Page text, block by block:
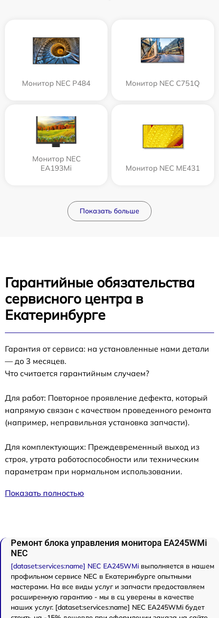
Монитор NEC P484 Монитор NEC C751Q
Монитор NEC
EA193Mi
Монитор NEC ME431
Показать больше
Гарантийные обязательства
сервисного центра в
Екатеринбурге
Гарантия от сервиса: на установленные нами детали
— до 3 месяцев.
Что считается гарантийным случаем?
Для работ: Повторное проявление дефекта, который
напрямую связан с качеством проведенного ремонта
(например, неправильная установка запчасти).
Для комплектующих: Преждевременный выход из
строя, утрата работоспособности или техническим
параметрам при нормальном использовании.
Показать полностью
Ремонт блока управления монитора EA245WMi
NEC
[dataset:services:name] NEC EA245WMi выполняется в нашем
профильном сервисе NEC в Екатеринбурге опытными
мастерами. На все виды услуг и запчасти предоставляем
расширенную гарантию - мы в сц уверены в качестве
наших услуг. [dataset:services:name] NEC EA245WMi будет